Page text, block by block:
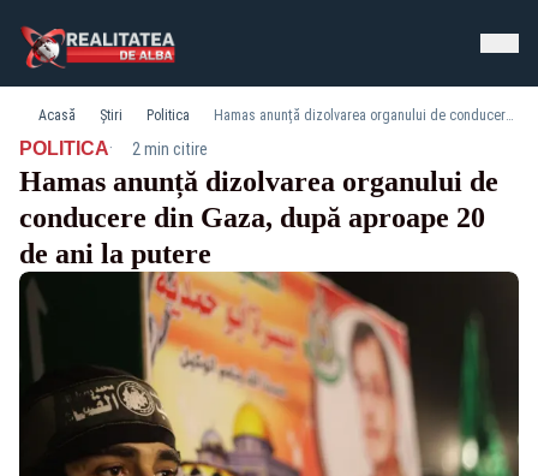
Acasă Știri Politica Hamas anunță dizolvarea organului de conducere din Gaza, după aproape 20 de ani la putere
POLITICA· 2 min citire
Hamas anunță dizolvarea organului de
conducere din Gaza, după aproape 20
de ani la putere